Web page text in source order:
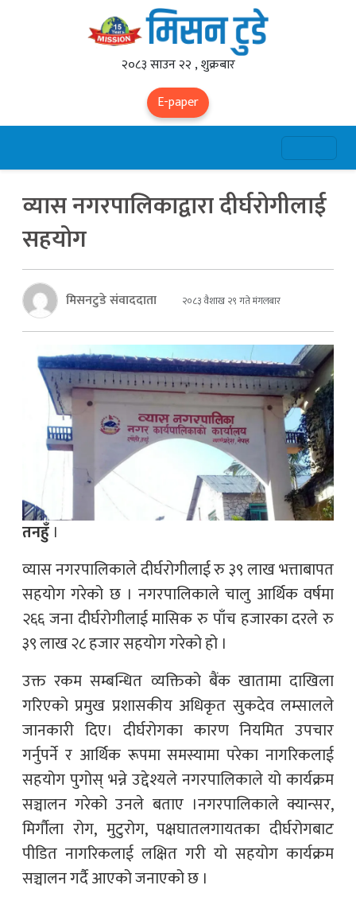
२०८३ साउन २२ , शुक्रबार
E-paper
व्यास नगरपालिकाद्वारा दीर्घरोगीलाई
सहयोग
मिसनटुडे संवाददाता २०८३ वैशाख २९ गते मंगलबार
तनहुँ ।
व्यास नगरपालिकाले दीर्घरोगीलाई रु ३९ लाख भत्ताबापत
सहयोग गरेको छ । नगरपालिकाले चालु आर्थिक वर्षमा
२६६ जना दीर्घरोगीलाई मासिक रु पाँच हजारका दरले रु
३९ लाख २८ हजार सहयोग गरेको हो ।
उक्त रकम सम्बन्धित व्यक्तिको बैंक खातामा दाखिला
गरिएको प्रमुख प्रशासकीय अधिकृत सुकदेव लम्सालले
जानकारी दिए। दीर्घरोगका कारण नियमित उपचार
गर्नुपर्ने र आर्थिक रूपमा समस्यामा परेका नागरिकलाई
सहयोग पुगोस् भन्ने उद्देश्यले नगरपालिकाले यो कार्यक्रम
सञ्चालन गरेको उनले बताए ।नगरपालिकाले क्यान्सर,
मिर्गौला रोग, मुटुरोग, पक्षघातलगायतका दीर्घरोगबाट
पीडित नागरिकलाई लक्षित गरी यो सहयोग कार्यक्रम
सञ्चालन गर्दै आएको जनाएको छ ।